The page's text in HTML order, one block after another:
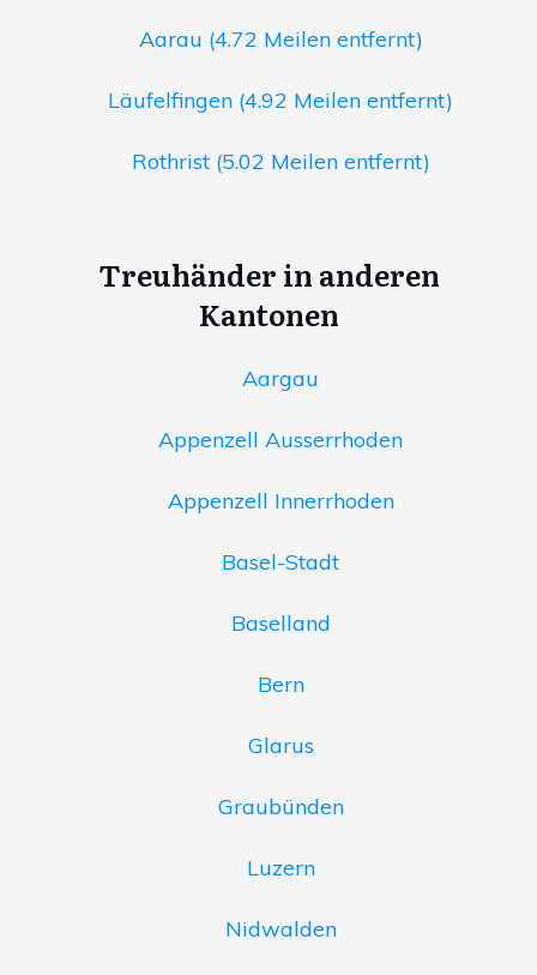
Aarau (4.72 Meilen entfernt)
Läufelfingen (4.92 Meilen entfernt)
Rothrist (5.02 Meilen entfernt)
Treuhänder in anderen
Kantonen
Aargau
Appenzell Ausserrhoden
Appenzell Innerrhoden
Basel-Stadt
Baselland
Bern
Glarus
Graubünden
Luzern
Nidwalden